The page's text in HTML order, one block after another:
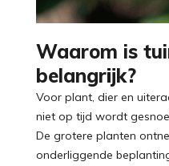
Waarom is
belangrijk?
Voor plant, dier en
niet op tijd wordt
De grotere planten
onderliggende